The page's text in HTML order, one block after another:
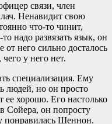
связи, член
Ненавидит свою
что-то чинит,
надо развязать язык, он
него сильно досталось
у него нет.
специализация. Ему
людей, но он просто
хорошо. Его настолько
Сойера, он попросту
понравилась Шеннон.